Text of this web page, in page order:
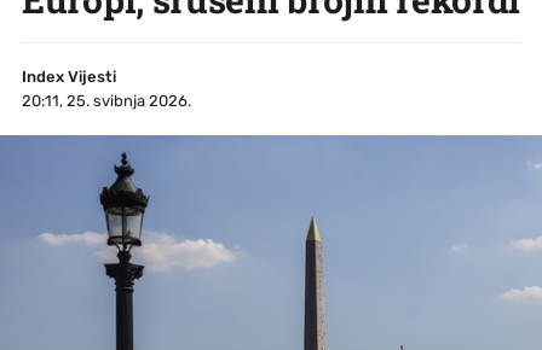
Index Vijesti
20:11, 25. svibnja 2026.